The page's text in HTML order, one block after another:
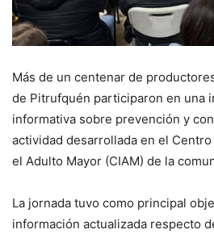
Más de un centenar de
de Pitrufquén participaron en una
informativa sobre prevención y
actividad desarrollada en el
el Adulto Mayor (CIAM) de la
La jornada tuvo como principal
información actualizada respecto